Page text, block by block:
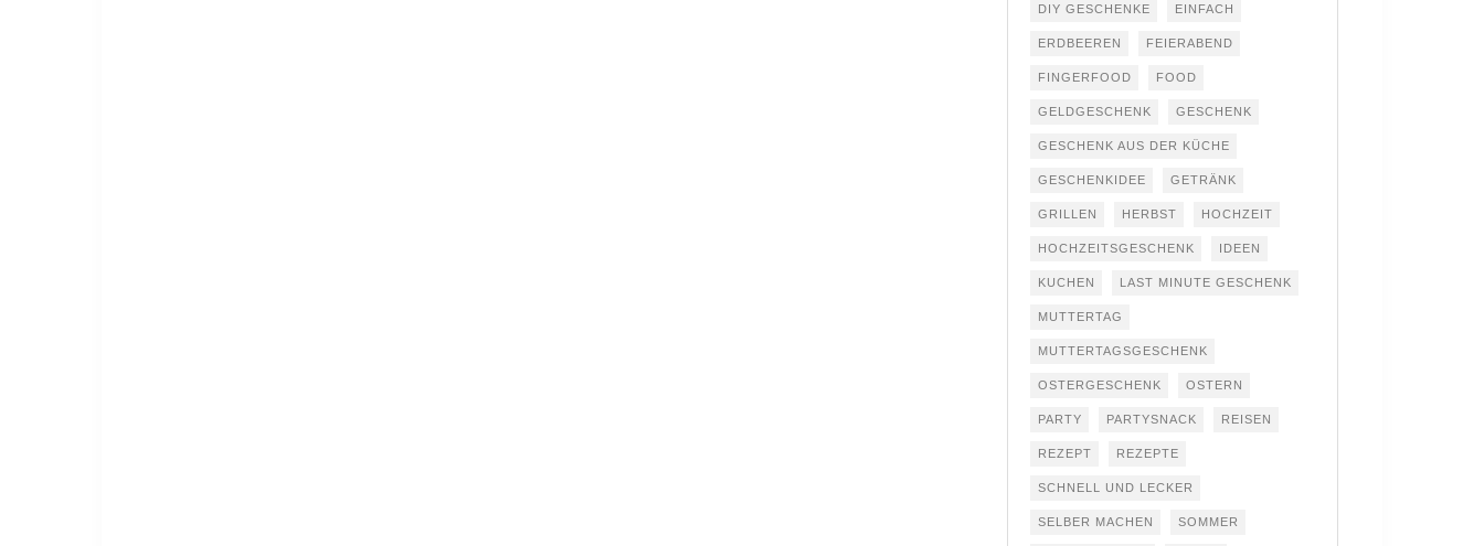
DIY GESCHENKE EINFACH
ERDBEEREN FEIERABEND
FINGERFOOD FOOD
GELDGESCHENK GESCHENK
GESCHENK AUS DER KÜCHE
GESCHENKIDEE GETRÄNK
GRILLEN HERBST HOCHZEIT
HOCHZEITSGESCHENK IDEEN
KUCHEN LAST MINUTE GESCHENK
MUTTERTAG
MUTTERTAGSGESCHENK
OSTERGESCHENK OSTERN
PARTY PARTYSNACK REISEN
REZEPT REZEPTE
SCHNELL UND LECKER
SELBER MACHEN SOMMER